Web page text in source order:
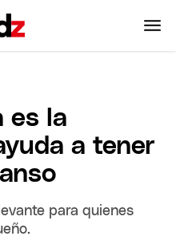
es la
a tener
para quienes